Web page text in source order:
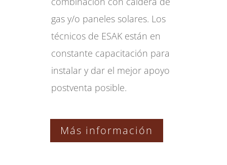
gas y/o paneles solares. Los
técnicos de ESAK están en
constante capacitación para
instalar y dar el mejor apoyo
postventa posible.
Más información